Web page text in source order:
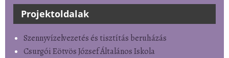
Projektoldalak
Szennyvízelvezetés és tisztítás beruházás
Csurgói Eötvös József Általános Iskola